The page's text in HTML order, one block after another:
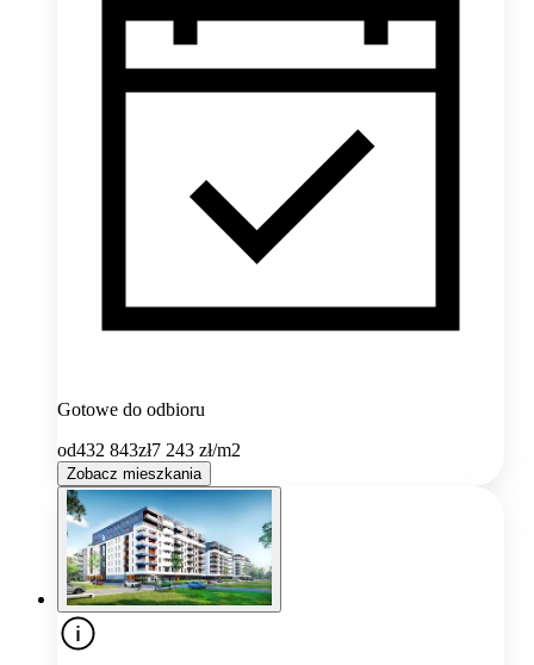
Gotowe do odbioru
od432 843zł7 243 zł/m2
Zobacz mieszkania